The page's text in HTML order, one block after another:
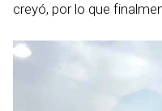
creyó, por lo que